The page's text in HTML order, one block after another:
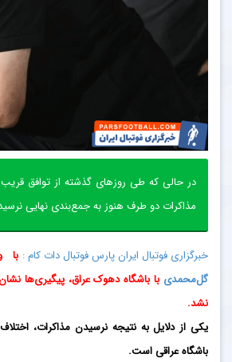
در حالی که طی روزهای گذشته از توافق
مذاکرات دو طرف هنوز به جمع‌بندی نهایی
خبرگزاری فوتبال ایران پارس فوتبال دات کام : با
گل‌محمدی با باشگاه دهوک عراق، پیگیری‌ها
نشد.
یکی از دلایل به نتیجه نرسیدن مذاکرات،
باشگاه عراقی است.